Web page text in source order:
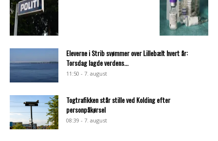
Eleverne i Strib svømmer over Lillebælt hvert år:
Torsdag lagde verdens...
11:50 - 7. august
Togtrafikken står stille ved Kolding efter
personpåkørsel
08:39 - 7. august